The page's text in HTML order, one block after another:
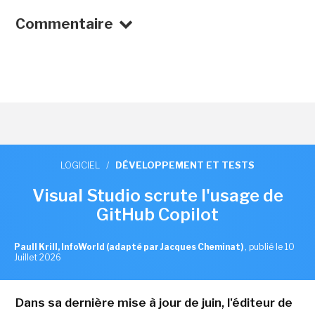
Commentaire
LOGICIEL / DÉVELOPPEMENT ET TESTS
Visual Studio scrute l'usage de
GitHub Copilot
Paull Krill, InfoWorld (adapté par Jacques Cheminat) , publié le 10
Juillet 2026
Dans sa dernière mise à jour de juin, l'éditeur de